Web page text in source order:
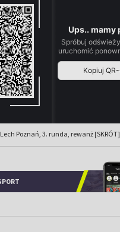
Poznań, 3. runda, rewanż [SKRÓT]